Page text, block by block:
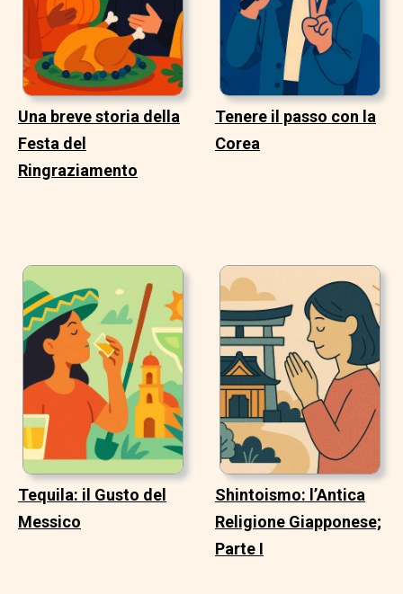
Una breve storia della
Festa del
Ringraziamento
Tenere il passo con la
Corea
Tequila: il Gusto del
Messico
Shintoismo: l’Antica
Religione Giapponese;
Parte I